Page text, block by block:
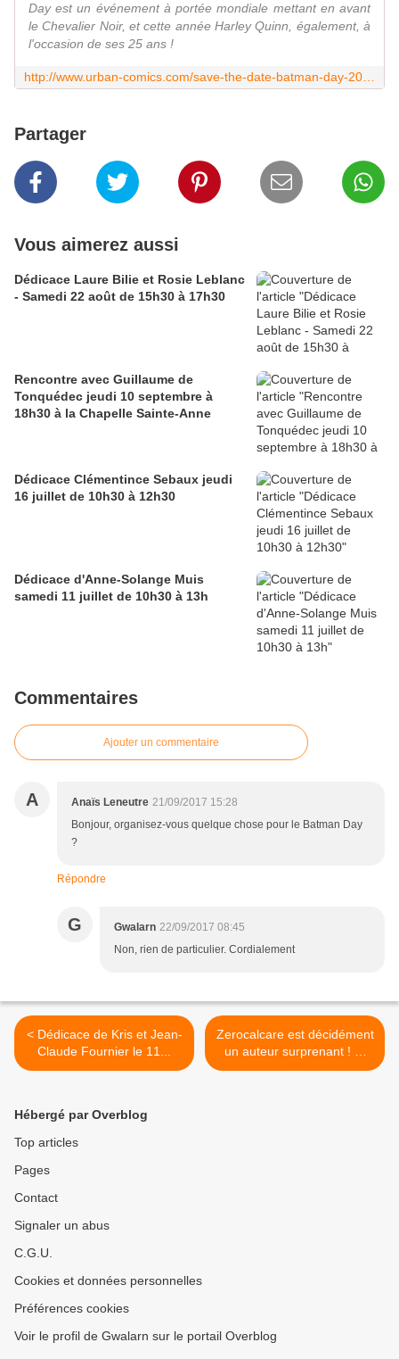
Day est un événement à portée mondiale mettant en avant
le Chevalier Noir, et cette année Harley Quinn, également, à
l'occasion de ses 25 ans !
Partager
Vous aimerez aussi
Dédicace Laure Bilie et Rosie Leblanc
- Samedi 22 août de 15h30 à 17h30
Rencontre avec Guillaume de
Tonquédec jeudi 10 septembre à
18h30 à la Chapelle Sainte-Anne
Dédicace Clémentince Sebaux jeudi
16 juillet de 10h30 à 12h30
Dédicace d'Anne-Solange Muis
samedi 11 juillet de 10h30 à 13h
Commentaires
Ajouter un commentaire
A Anaïs Leneutre 21/09/2017 15:28
Bonjour, organisez-vous quelque chose pour le Batman Day
?
Répondre
G Gwalarn 22/09/2017 08:45
Non, rien de particulier. Cordialement
< Dédicace de Kris et Jean-
Claude Fournier le 11...
Zerocalcare est décidément
un auteur surprenant ! ❤
"Oublie mon nom"
Hébergé par Overblog
Top articles
Pages
Contact
Signaler un abus
C.G.U.
Cookies et données personnelles
Préférences cookies
Voir le profil de Gwalarn sur le portail Overblog